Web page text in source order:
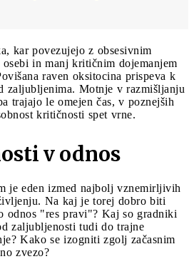
kar povezujejo z obsesivnim
in manj kritičnim dojemanjem
raven oksitocina prispeva k
zaljubljenima. Motnje v razmišljanju
trajajo le omejen čas, v poznejših
kritičnosti spet vrne.
v odnos
je eden izmed najbolj vznemirljivih
Na kaj je torej dobro biti
odnos "res pravi"? Kaj so gradniki
zaljubljenosti tudi do trajne
Kako se izogniti zgolj začasnim
zvezo?